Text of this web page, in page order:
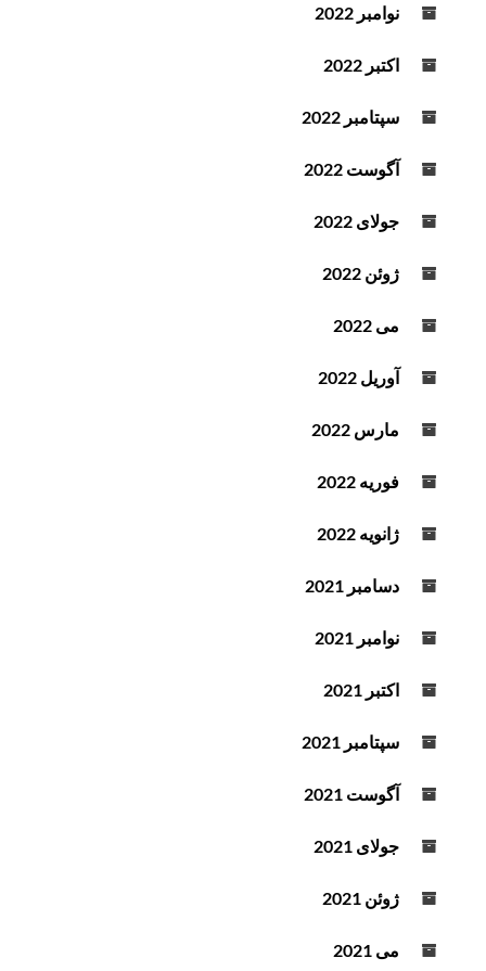
نوامبر 2022
اکتبر 2022
سپتامبر 2022
آگوست 2022
جولای 2022
ژوئن 2022
می 2022
آوریل 2022
مارس 2022
فوریه 2022
ژانویه 2022
دسامبر 2021
نوامبر 2021
اکتبر 2021
سپتامبر 2021
آگوست 2021
جولای 2021
ژوئن 2021
می 2021